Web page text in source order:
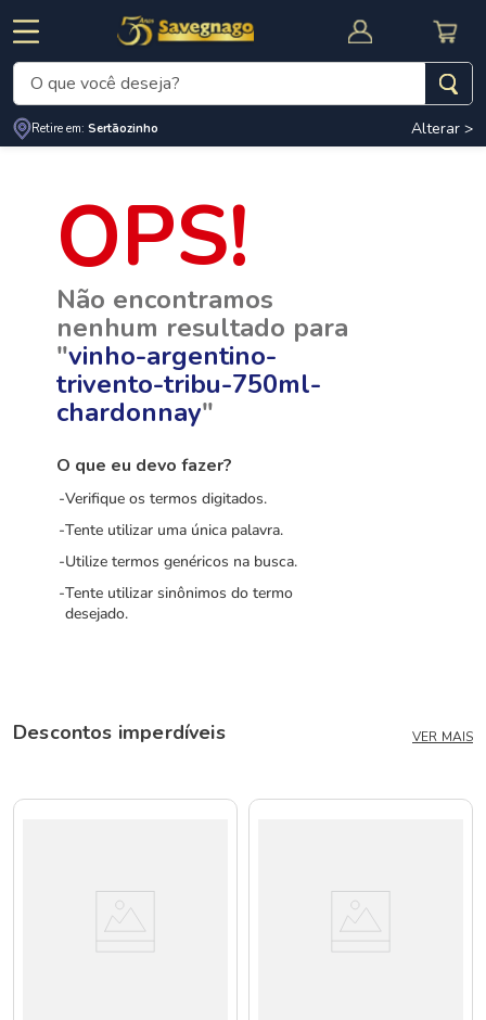
CUPOM DE DESCONTO
O que você deseja?
Retire em: Sertãozinho Alterar >
Não encontramos
nenhum resultado para
"vinho-argentino-
trivento-tribu-750ml-
chardonnay"
O que eu devo fazer?
Verifique os termos digitados.
Tente utilizar uma única palavra.
Utilize termos genéricos na busca.
Tente utilizar sinônimos do termo
desejado.
Descontos imperdíveis VER MAIS
Termos mais buscados
cafe
cerveja
carne
arroz